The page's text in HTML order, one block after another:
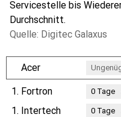
Servicestelle bis
Durchschnitt.
Quelle: Digitec Galaxus
Acer
1. Fortron 0Tage
1. Intertech 0Tage